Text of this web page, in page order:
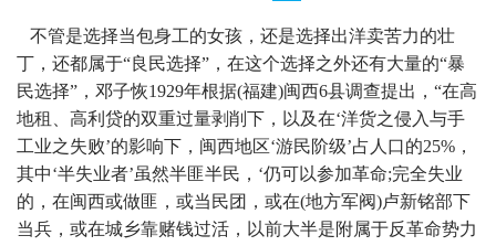
不管是选择当包身工的女孩，还是选择出洋卖苦力的壮
丁，还都属于“良民选择”，在这个选择之外还有大量的“暴
民选择”，邓子恢1929年根据(福建)闽西6县调查提出，“在高
地租、高利贷的双重过量剥削下，以及在‘洋货之侵入与手
工业之失败’的影响下，闽西地区‘游民阶级’占人口的25%，
其中‘半失业者’虽然半匪半民，‘仍可以参加革命;完全失业
的，在闽西或做匪，或当民团，或在(地方军阀)卢新铭部下
当兵，或在城乡靠赌钱过活，以前大半是附属于反革命势力